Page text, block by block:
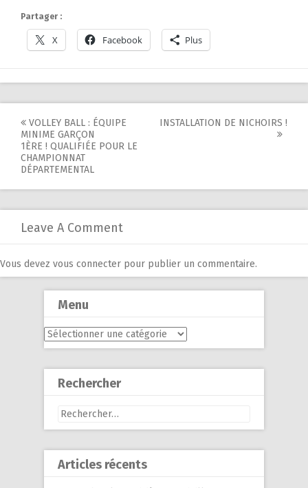
Partager :
X Facebook Plus
Post
navigation
VOLLEY BALL : ÉQUIPE
MINIME GARÇON
1ÈRE ! QUALIFIÉE POUR LE
CHAMPIONNAT
DÉPARTEMENTAL
INSTALLATION DE NICHOIRS !
Leave A Comment
Vous devez vous connecter pour publier un commentaire.
Menu
Menu
Rechercher
Rechercher :
Articles récents